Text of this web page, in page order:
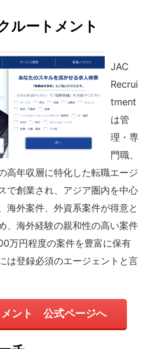
ルートメント
JAC
Recrui
tment
は管
理・専
門職、
高年収層に特化した転職エージ
で創業され、アジア圏内を中心
海外案件、外資系案件が得意と
、海外経験の親和性の高い案件
万円程度の案件を豊富に保有
は登録必須のエージェントと言
ント 公式ページへ